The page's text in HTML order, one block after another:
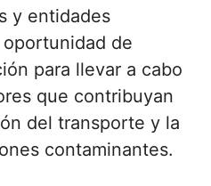
y entidades
de
para llevar a cabo
que contribuyan
del transporte y la
contaminantes.